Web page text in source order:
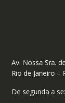
Av. Nossa Sra.
Rio de Janeiro –
De segunda a